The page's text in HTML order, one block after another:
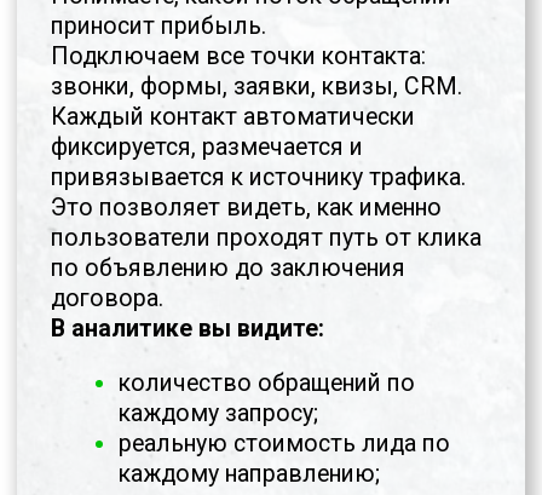
ПРОЙТИ ОПРОС И ПОЛУЧИТЬ ВИДЕО-
ЭКСКУРСИЮ
Ссылка на видео придётна ваш
WhatsApp
сразу после прохождения
опроса в течение 1 минуты.